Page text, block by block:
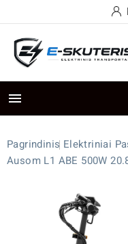

Pagrindinis Elektriniai
Ausom L1 ABE 500W